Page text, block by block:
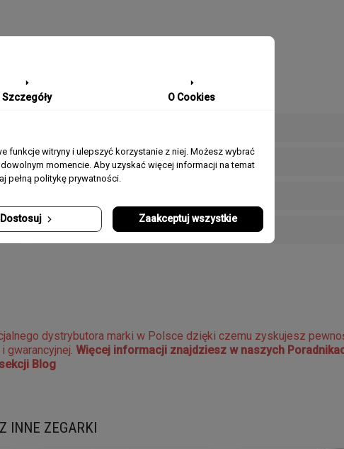
PRODUKTU
Męski
Stal, Emalia
dystrybutora marki w Polsce dzięki czemu zyskujesz
gwarancyjnej. Więcej informacji znajdziesz w naszych
sekcji Blog
INNE ZEGARKI
Szczegóły O Cookies
funkcje witryny i ulepszyć korzystanie z niej. Możesz wybrać
momencie. Aby uzyskać więcej informacji na temat
pełną politykę prywatności.
Dostosuj Zaakceptuj wszystkie